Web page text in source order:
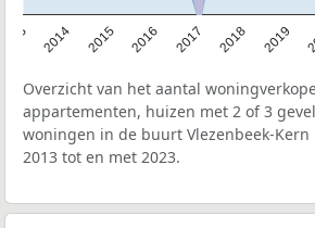
2014 2015 2016 2017 2018 2019
Overzicht van het aantal
appartementen, huizen met 2 of 3
woningen in de buurt Vlezenbeek-
2013 tot en met 2023.